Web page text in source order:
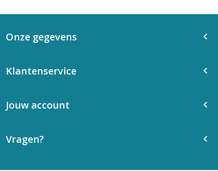
Onze gegevens
Klantenservice
Jouw account
Vragen?